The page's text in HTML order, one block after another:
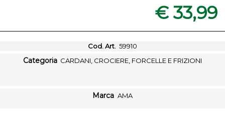
€ 33,99
Cod. Art. 59910
Categoria CARDANI, CROCIERE, FORCELLE E FRIZIONI
Marca AMA